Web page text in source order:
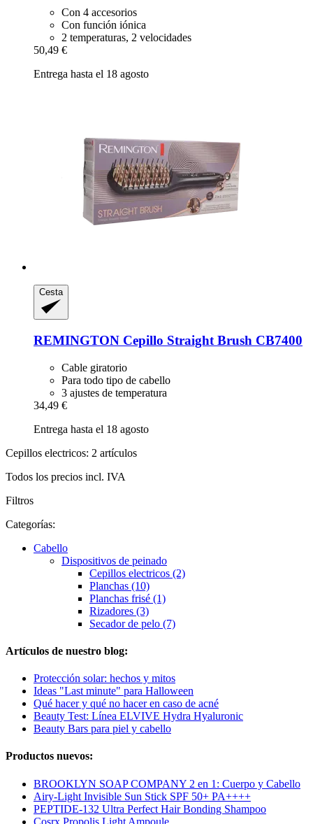
Con 4 accesorios
Con función iónica
2 temperaturas, 2 velocidades
50,49 €
Entrega hasta el 18 agosto
Cesta
REMINGTON Cepillo Straight Brush CB7400
Cable giratorio
Para todo tipo de cabello
3 ajustes de temperatura
34,49 €
Entrega hasta el 18 agosto
Cepillos electricos: 2 artículos
Todos los precios incl. IVA
Filtros
Categorías:
Cabello
Dispositivos de peinado
Cepillos electricos (2)
Planchas (10)
Planchas frisé (1)
Rizadores (3)
Secador de pelo (7)
Artículos de nuestro blog:
Protección solar: hechos y mitos
Ideas "Last minute" para Halloween
Qué hacer y qué no hacer en caso de acné
Beauty Test: Línea ELVIVE Hydra Hyaluronic
Beauty Bars para piel y cabello
Productos nuevos:
BROOKLYN SOAP COMPANY 2 en 1: Cuerpo y Cabello
Airy-Light Invisible Sun Stick SPF 50+ PA++++
PEPTIDE-132 Ultra Perfect Hair Bonding Shampoo
Cosrx Propolis Light Ampoule